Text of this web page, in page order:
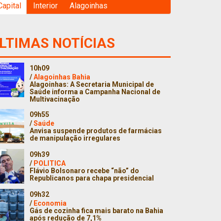
Interior Alagoinhas
NOTÍCIAS
10h09
/Alagoinhas Bahia
Alagoinhas: A Secretaria Municipal de
Saúde informa a Campanha Nacional de
Multivacinação
09h55
/Saúde
Anvisa suspende produtos de farmácias
de manipulação irregulares
09h39
/ POLITICA
Flávio Bolsonaro recebe “não” do
Republicanos para chapa presidencial
09h32
/ Economia
Gás de cozinha fica mais barato na Bahia
após redução de 7,1%